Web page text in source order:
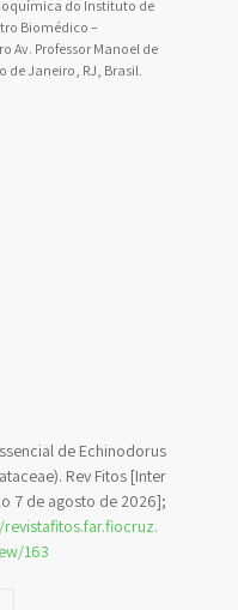
do Instituto de
Biomédico –
Av. Professor Manoel de
de Janeiro, RJ, Brasil.
de Echinodorus
Rev Fitos [Inter
7 de agosto de 2026];
163